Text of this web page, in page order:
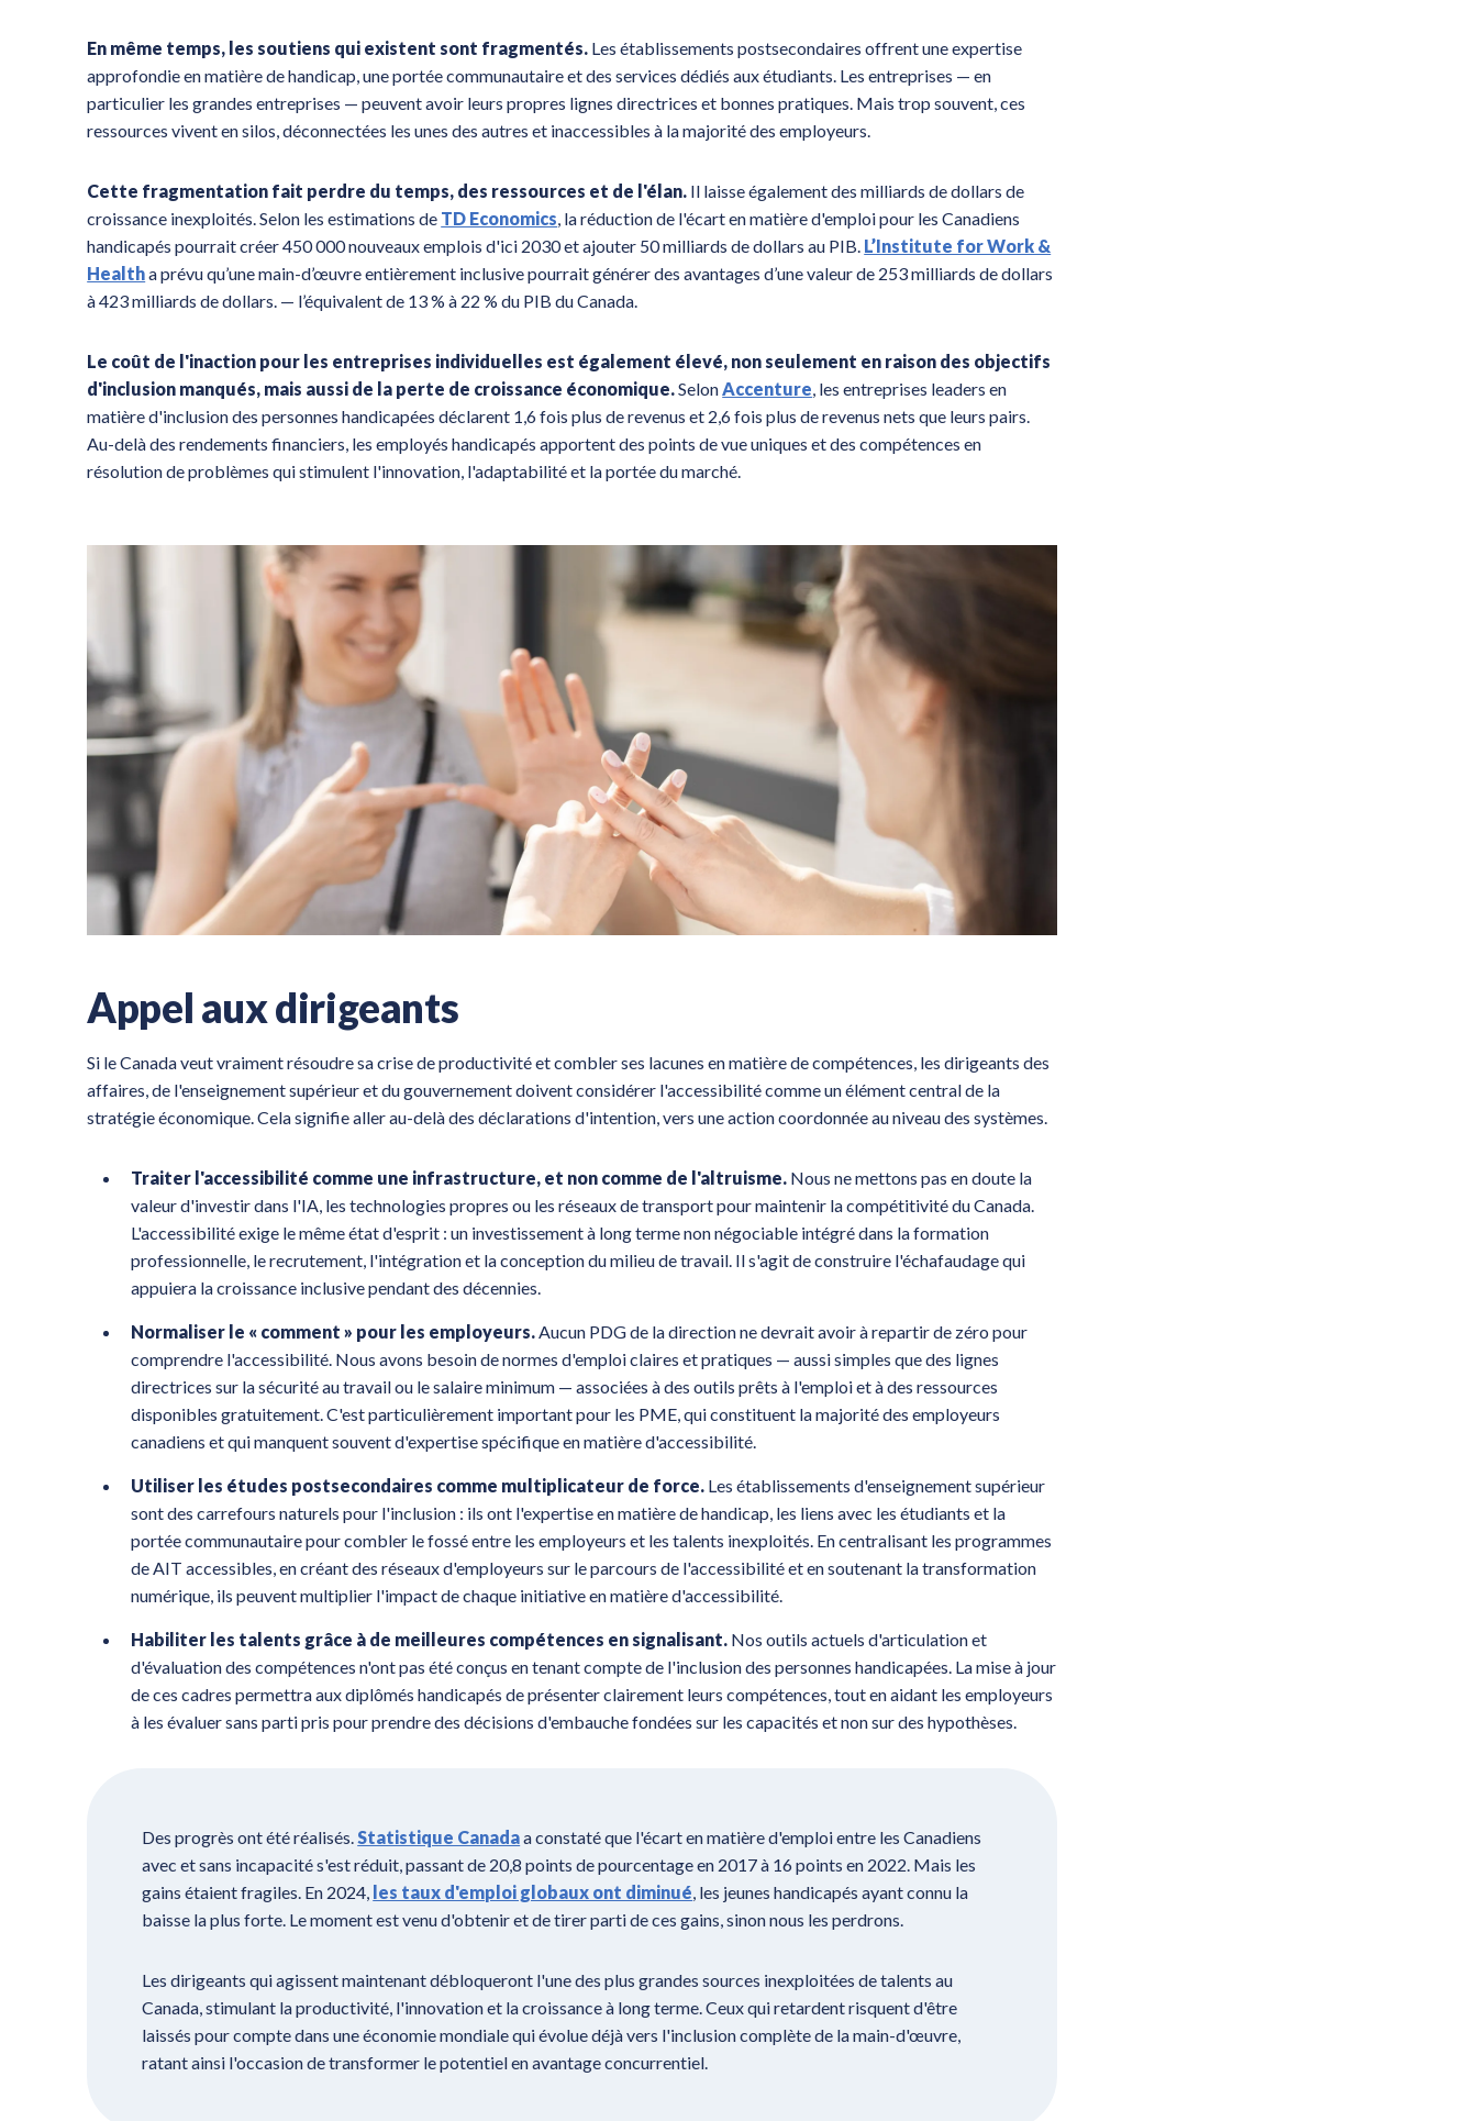
En même temps, les soutiens qui existent sont fragmentés. Les établissements postsecondaires offrent une expertise
approfondie en matière de handicap, une portée communautaire et des services dédiés aux étudiants. Les entreprises — en
particulier les grandes entreprises — peuvent avoir leurs propres lignes directrices et bonnes pratiques. Mais trop souvent, ces
ressources vivent en silos, déconnectées les unes des autres et inaccessibles à la majorité des employeurs.
Cette fragmentation fait perdre du temps, des ressources et de l'élan. Il laisse également des milliards de dollars de
croissance inexploités. Selon les estimations de TD Economics, la réduction de l'écart en matière d'emploi pour les Canadiens
handicapés pourrait créer 450 000 nouveaux emplois d'ici 2030 et ajouter 50 milliards de dollars au PIB. L’Institute for Work &
Healtha prévu qu’une main-d’œuvre entièrement inclusive pourrait générer des avantages d’une valeur de 253 milliards de dollars
à 423 milliards de dollars. — l’équivalent de 13 % à 22 % du PIB du Canada.
Le coût de l'inaction pour les entreprises individuelles est également élevé, non seulement en raison des objectifs
d'inclusion manqués, mais aussi de la perte de croissance économique.SelonAccenture, les entreprises leaders en
matière d'inclusion des personnes handicapées déclarent 1,6 fois plus de revenus et 2,6 fois plus de revenus nets que leurs pairs.
Au-delà des rendements financiers, les employés handicapés apportent des points de vue uniques et des compétences en
résolution de problèmes qui stimulent l'innovation, l'adaptabilité et la portée du marché.
Appel aux dirigeants
Si le Canada veut vraiment résoudre sa crise de productivité et combler ses lacunes en matière de compétences, les dirigeants des
affaires, de l'enseignement supérieur et du gouvernement doivent considérer l'accessibilité comme un élément central de la
stratégie économique. Cela signifie aller au-delà des déclarations d'intention, vers une action coordonnée au niveau des systèmes.
Traiter l'accessibilité comme une infrastructure, et non comme de l'altruisme. Nous ne mettons pas en doute la
valeur d'investir dans l'IA, les technologies propres ou les réseaux de transport pour maintenir la compétitivité du Canada.
L'accessibilité exige le même état d'esprit : un investissement à long terme non négociable intégré dans la formation
professionnelle, le recrutement, l'intégration et la conception du milieu de travail. Il s'agit de construire l'échafaudage qui
appuiera la croissance inclusive pendant des décennies.
Normaliser le « comment » pour les employeurs.Aucun PDG de la direction ne devrait avoir à repartir de zéro pour
comprendre l'accessibilité. Nous avons besoin de normes d'emploi claires et pratiques — aussi simples que des lignes
directrices sur la sécurité au travail ou le salaire minimum — associées à des outils prêts à l'emploi et à des ressources
disponibles gratuitement. C'est particulièrement important pour les PME, qui constituent la majorité des employeurs
canadiens et qui manquent souvent d'expertise spécifique en matière d'accessibilité.
Utiliser les études postsecondaires comme multiplicateur de force.Les établissements d'enseignement supérieur
sont des carrefours naturels pour l'inclusion : ils ont l'expertise en matière de handicap, les liens avec les étudiants et la
portée communautaire pour combler le fossé entre les employeurs et les talents inexploités. En centralisant les programmes
de AIT accessibles, en créant des réseaux d'employeurs sur le parcours de l'accessibilité et en soutenant la transformation
numérique, ils peuvent multiplier l'impact de chaque initiative en matière d'accessibilité.
Habiliter les talents grâce à de meilleures compétences en signalisant. Nos outils actuels d'articulation et
d'évaluation des compétences n'ont pas été conçus en tenant compte de l'inclusion des personnes handicapées. La mise à jour
de ces cadres permettra aux diplômés handicapés de présenter clairement leurs compétences, tout en aidant les employeurs
à les évaluer sans parti pris pour prendre des décisions d'embauche fondées sur les capacités et non sur des hypothèses.
Des progrès ont été réalisés.Statistique Canadaa constaté que l'écart en matière d'emploi entre les Canadiens
avec et sans incapacité s'est réduit, passant de 20,8 points de pourcentage en 2017 à 16 points en 2022. Mais les
gains étaient fragiles. En 2024, les taux d'emploi globaux ont diminué, les jeunes handicapés ayant connu la
baisse la plus forte. Le moment est venu d'obtenir et de tirer parti de ces gains, sinon nous les perdrons.
Les dirigeants qui agissent maintenant débloqueront l'une des plus grandes sources inexploitées de talents au
Canada, stimulant la productivité, l'innovation et la croissance à long terme. Ceux qui retardent risquent d'être
laissés pour compte dans une économie mondiale qui évolue déjà vers l'inclusion complète de la main-d'œuvre,
ratant ainsi l'occasion de transformer le potentiel en avantage concurrentiel.